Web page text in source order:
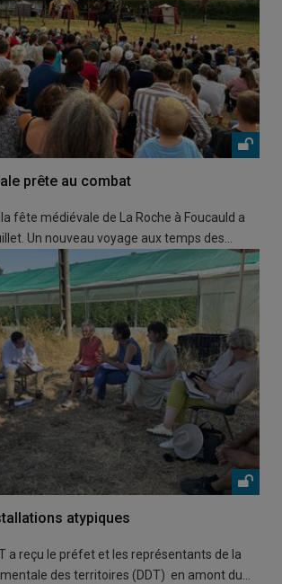
prête au combat
fête médiévale de La Roche à Foucauld a
Un nouveau voyage aux temps des…
atypiques
a reçu le préfet et les représentants de la
des territoires (DDT) en amont du…